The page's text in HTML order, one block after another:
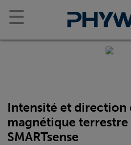
☰
Intensité et direction
magnétique terrestre
SMARTsense